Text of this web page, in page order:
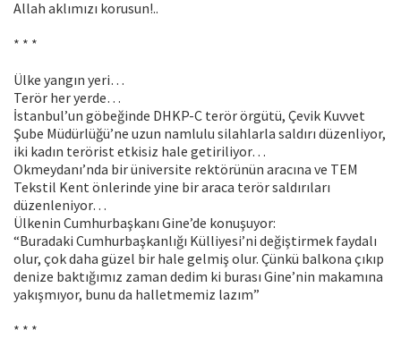
Allah aklımızı korusun!..
* * *
Ülke yangın yeri…
Terör her yerde…
İstanbul’un göbeğinde DHKP-C terör örgütü, Çevik Kuvvet
Şube Müdürlüğü’ne uzun namlulu silahlarla saldırı düzenliyor,
iki kadın terörist etkisiz hale getiriliyor…
Okmeydanı’nda bir üniversite rektörünün aracına ve TEM
Tekstil Kent önlerinde yine bir araca terör saldırıları
düzenleniyor…
Ülkenin Cumhurbaşkanı Gine’de konuşuyor:
“Buradaki Cumhurbaşkanlığı Külliyesi’ni değiştirmek faydalı
olur, çok daha güzel bir hale gelmiş olur. Çünkü balkona çıkıp
denize baktığımız zaman dedim ki burası Gine’nin makamına
yakışmıyor, bunu da halletmemiz lazım”
* * *